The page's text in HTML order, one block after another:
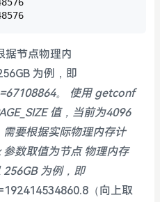
据节点物理内
为例，即
。 使用 getconf
值，当前为4096
要根据实际物理内存计
数取值为节点 物理内存
为例，即
（向上取